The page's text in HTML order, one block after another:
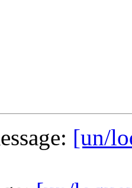
[un/